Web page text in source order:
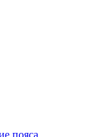
пояса